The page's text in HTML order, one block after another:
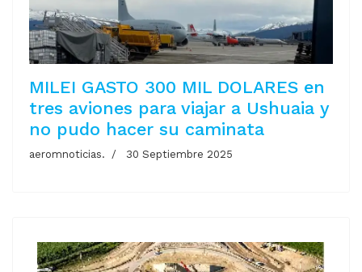
MILEI GASTO 300 MIL DOLARES en
tres aviones para viajar a Ushuaia y
no pudo hacer su caminata
aeromnoticias. 30 Septiembre 2025